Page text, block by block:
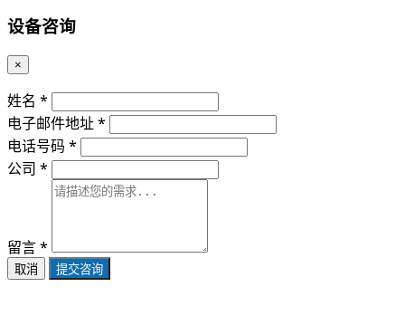
设备咨询
×
姓名 *
电子邮件地址 *
电话号码 *
公司 *
留言 *
取消 提交咨询